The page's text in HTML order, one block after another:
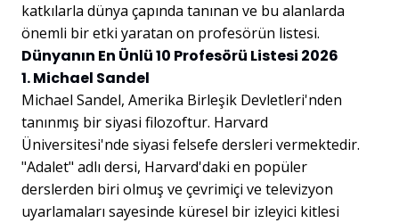
katkılarla dünya çapında tanınan ve bu alanlarda
önemli bir etki yaratan on profesörün listesi.
Dünyanın En Ünlü 10 Profesörü Listesi 2026
1. Michael Sandel
Michael Sandel, Amerika Birleşik Devletleri'nden
tanınmış bir siyasi filozoftur. Harvard
Üniversitesi'nde siyasi felsefe dersleri vermektedir.
"Adalet" adlı dersi, Harvard'daki en popüler
derslerden biri olmuş ve çevrimiçi ve televizyon
uyarlamaları sayesinde küresel bir izleyici kitlesi